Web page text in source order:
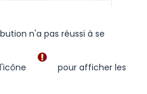
pour afficher les